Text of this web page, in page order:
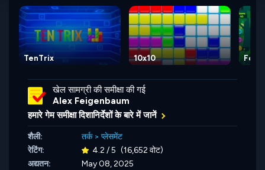
TenTrix 10x10
खेल सामग्री की समीक्षा की गई
Alex Feigenbaum
हमारे गेम समीक्षा दिशानिर्देशों के बारे में जानें
शैली: तर्क> प्लेसमेंट
रेटिंग:
4.2 / 5 (16,652 वोट)
अद्यतन:
May 08, 2025